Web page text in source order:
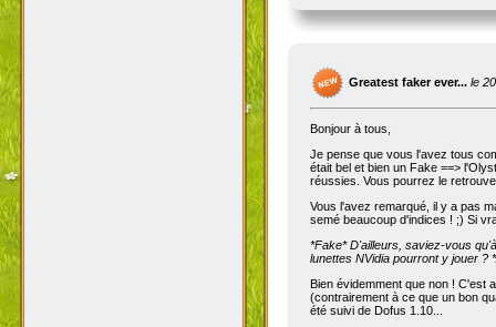
Greatest faker ever... le
Bonjour à tous,
Je pense que vous l'avez tous
était bel et bien un Fake ==>
réussies. Vous pourrez le
Vous l'avez remarqué, il y a pas
semé beaucoup d'indices ! ;) Si
*Fake*D'ailleurs, saviez-vous
lunettes NVidia pourront y jouer ?
Bien évidemment que non ! C'est
(contrairement à ce que un bon
été suivi de Dofus 1.10...